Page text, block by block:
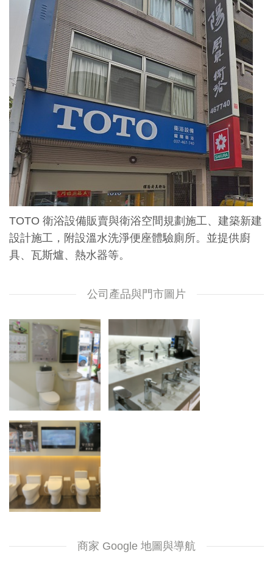
TOTO 衛浴設備販賣與衛浴空間規劃施工、建築新建
設計施工，附設溫水洗淨便座體驗廁所。並提供廚
具、瓦斯爐、熱水器等。
公司產品與門市圖片
商家 Google 地圖與導航